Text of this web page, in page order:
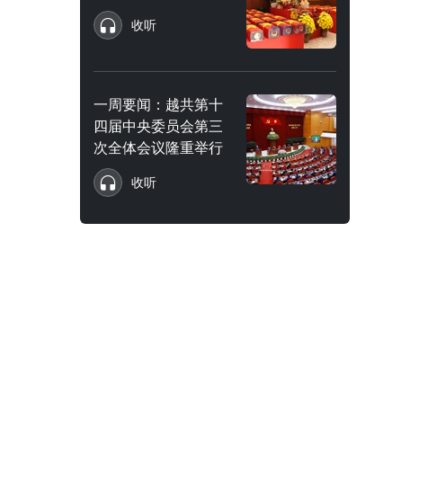
收听
一周要闻：越共第十
四届中央委员会第三
次全体会议隆重举行
收听